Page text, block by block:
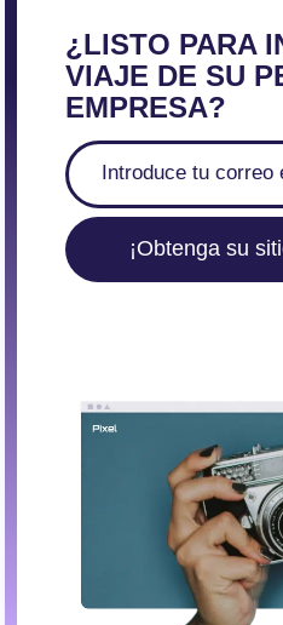
¿LISTO PARA
VIAJE DE SU
EMPRESA?
¡Obtenga su